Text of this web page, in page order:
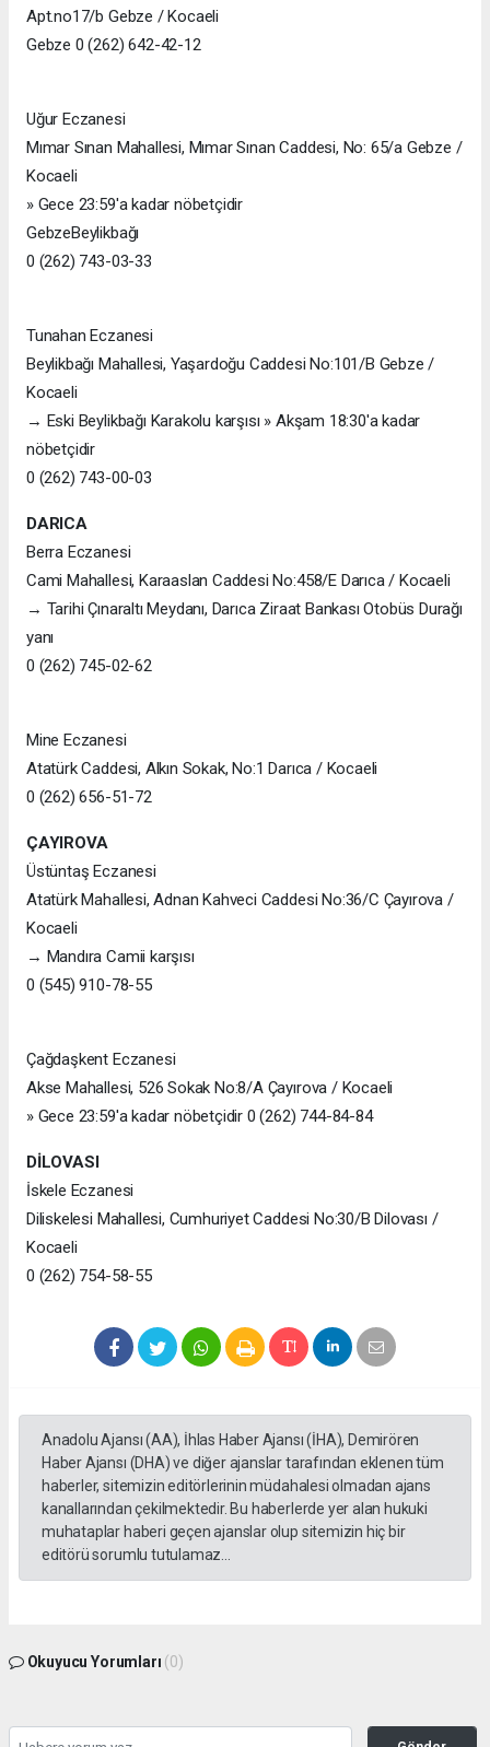
Apt.no17/b Gebze / Kocaeli
Gebze 0 (262) 642-42-12
Uğur Eczanesi
Mımar Sınan Mahallesi, Mımar Sınan Caddesi, No: 65/a Gebze /
Kocaeli
» Gece 23:59'a kadar nöbetçidir
GebzeBeylikbağı
0 (262) 743-03-33
Tunahan Eczanesi
Beylikbağı Mahallesi, Yaşardoğu Caddesi No:101/B Gebze /
Kocaeli
→ Eski Beylikbağı Karakolu karşısı » Akşam 18:30'a kadar
nöbetçidir
0 (262) 743-00-03
DARICA
Berra Eczanesi
Cami Mahallesi, Karaaslan Caddesi No:458/E Darıca / Kocaeli
→ Tarihi Çınaraltı Meydanı, Darıca Ziraat Bankası Otobüs Durağı
yanı
0 (262) 745-02-62
Mine Eczanesi
Atatürk Caddesi, Alkın Sokak, No:1 Darıca / Kocaeli
0 (262) 656-51-72
ÇAYIROVA
Üstüntaş Eczanesi
Atatürk Mahallesi, Adnan Kahveci Caddesi No:36/C Çayırova /
Kocaeli
→ Mandıra Camii karşısı
0 (545) 910-78-55
Çağdaşkent Eczanesi
Akse Mahallesi, 526 Sokak No:8/A Çayırova / Kocaeli
» Gece 23:59'a kadar nöbetçidir 0 (262) 744-84-84
DİLOVASI
İskele Eczanesi
Diliskelesi Mahallesi, Cumhuriyet Caddesi No:30/B Dilovası /
Kocaeli
0 (262) 754-58-55
Anadolu Ajansı (AA), İhlas Haber Ajansı (İHA), Demirören
Haber Ajansı (DHA) ve diğer ajanslar tarafından eklenen tüm
haberler, sitemizin editörlerinin müdahalesi olmadan ajans
kanallarından çekilmektedir. Bu haberlerde yer alan hukuki
muhataplar haberi geçen ajanslar olup sitemizin hiç bir
editörü sorumlu tutulamaz...
Okuyucu Yorumları (0)